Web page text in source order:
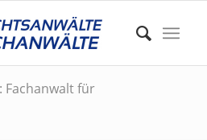
Fachanwalt für